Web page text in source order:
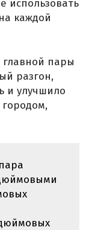
использовать
каждой
пары
разгон,
и улучшило